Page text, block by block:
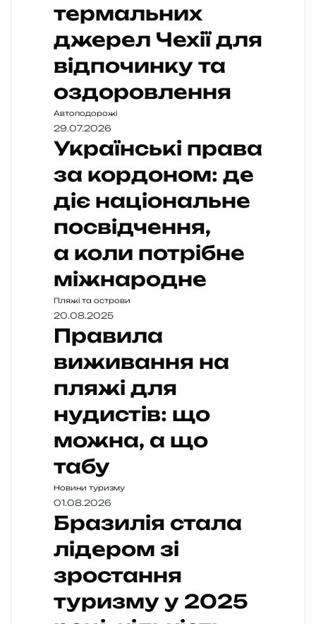
термальних
джерел Чехії для
відпочинку та
оздоровлення
Автоподорожі
29.07.2026
Українські права
за кордоном: де
діє національне
посвідчення,
а коли потрібне
міжнародне
Пляжі та острови
20.08.2025
Правила
виживання на
пляжі для
нудистів: що
можна, а що
табу
Новини туризму
01.08.2026
Бразилія стала
лідером зі
зростання
туризму у 2025